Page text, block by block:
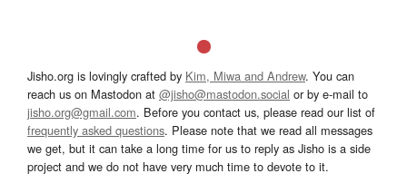
Jisho.org is lovingly crafted by Kim, Miwa and Andrew. You can
reach us on Mastodon at @jisho@mastodon.social or by e-mail to
jisho.org@gmail.com. Before you contact us, please read our list of
frequently asked questions. Please note that we read all messages
we get, but it can take a long time for us to reply as Jisho is a side
project and we do not have very much time to devote to it.